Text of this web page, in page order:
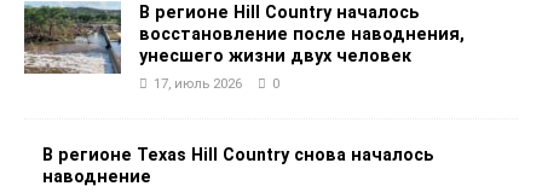
В регионе Hill Country началось
восстановление после наводнения,
унесшего жизни двух человек
17, июль 2026 0
В регионе Texas Hill Country снова началось
наводнение